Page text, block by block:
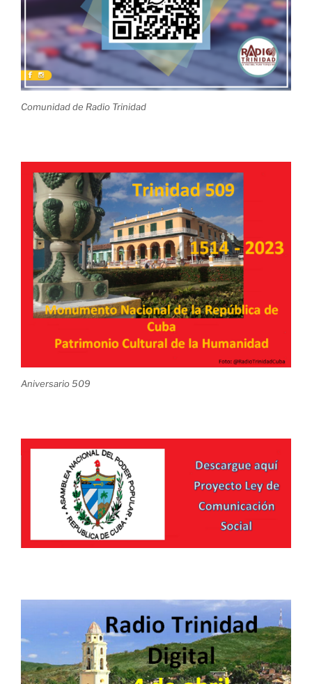
Comunidad de Radio Trinidad
Aniversario 509